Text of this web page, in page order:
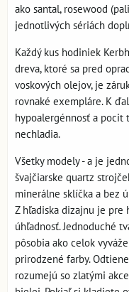
ako santal, rosewood
jednotlivých sériách
Každý kus hodiniek
dreva, ktoré sa pred
voskových olejov, je
rovnaké exempláre. K
hypoalergénnosť a pocit
nechladia.
Všetky modely - a je
švajčiarske quartz
minerálne sklíčka a bez
Z hľadiska dizajnu je pre
úhľadnosť. Jednoduché
pôsobia ako celok
prirodzené farby.
rozumejú so zlatými